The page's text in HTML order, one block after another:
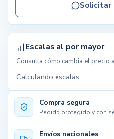
Compra segura
Pedido protegido y con
Envíos nacionales
Solicitar
Escalas al por mayor
Consulta cómo cambia el precio
Calculando escalas...